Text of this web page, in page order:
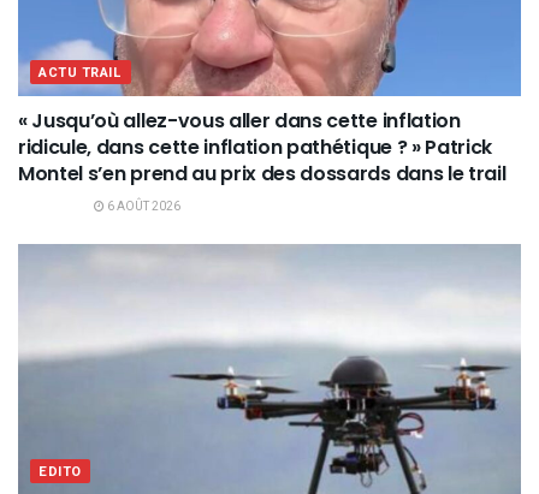
ACTU TRAIL
« Jusqu’où allez-vous aller dans cette inflation
ridicule, dans cette inflation pathétique ? » Patrick
Montel s’en prend au prix des dossards dans le trail
6 AOÛT 2026
EDITO